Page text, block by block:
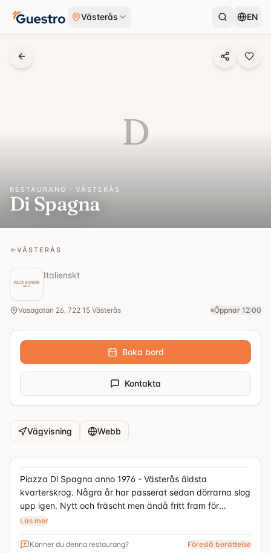
Västerås EN
D
RESTAURANG · VÄSTERÅS
Di Spagna
VÄSTERÅS
Italienskt
Vasagatan 26, 722 15 Västerås Öppnar 12:00
Boka bord
Kontakta
Vägvisning Webb
Piazza Di Spagna anno 1976 - Västerås äldsta
kvarterskrog. Några år har passerat sedan dörrarna slog
upp igen. Nytt och fräscht men ändå fritt fram för
flashbacks. I ny regi med stolthet över att få ta
återberättas och nya skapas.
Läs mer
Känner du denna restaurang? Föreslå berättelse